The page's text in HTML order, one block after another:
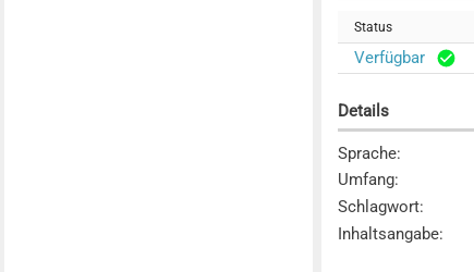
Status
Verfügbar
Details
Sprache:
Umfang:
Schlagwort:
Inhaltsangabe: